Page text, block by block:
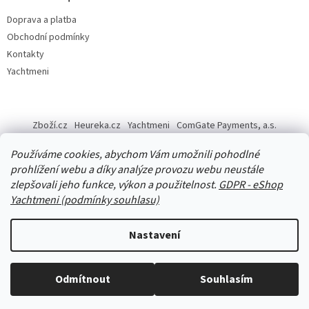
Používáme cookies, abychom Vám umožnili pohodlné
prohlížení webu a díky analýze provozu webu neustále
zlepšovali jeho funkce, výkon a použitelnost. GDPR - eShop
Yachtmeni (podmínky souhlasu)
Nastavení
Odmítnout Souhlasím
1 2
Doprava a platba
Obchodní podmínky
Kontakty
Yachtmeni
Zboží.cz Heureka.cz Yachtmeni ComGate Payments, a.s.
Copyright 2026eShop Yachtmeni. Všechna práva vyhrazena.